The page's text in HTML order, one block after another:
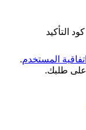
كود التأكيد
اتفاقية المستخدم.
على طلبك.